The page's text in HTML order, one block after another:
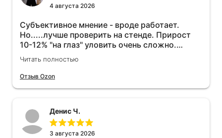
4 августа 2026
Субъективное мнение - вроде работает.
Но.....лучше проверить на стенде. Прирост
10-12% "на глаз" уловить очень сложно.
Покатаюсь, потом отключу и посмотрю, что
будет 😁.
Читать полностью
Отзыв Ozon
Денис Ч.
3 августа 2026